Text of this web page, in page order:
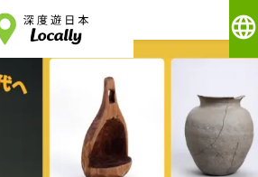
language